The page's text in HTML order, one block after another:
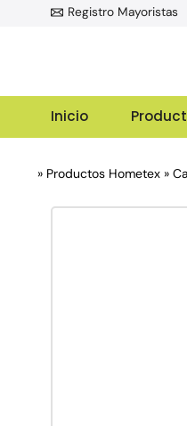
Registro Mayoristas
Inicio
» Productos Hometex »